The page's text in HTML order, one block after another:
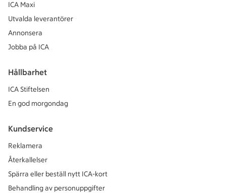
ICA Maxi
Utvalda leverantörer
Annonsera
Jobba på ICA
Hållbarhet
ICA Stiftelsen
En god morgondag
Kundservice
Reklamera
Återkallelser
Spärra eller beställ nytt ICA-kort
Behandling av personuppgifter